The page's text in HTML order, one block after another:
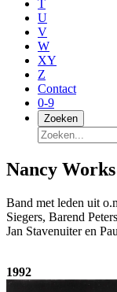
T
U
V
W
XY
Z
Contact
0-9
Zoeken
Nancy
Band met leden uit
Siegers, Barend
Jan Stavenuiter en
1992